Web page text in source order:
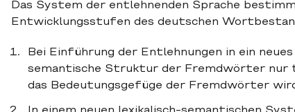
Das System der entlehnenden Sprache
Entwicklungsstufen des deutschen
Bei Einführung der Entlehnungen in ein
semantische Struktur der Fremdwörter nur
das Bedeutungsgefüge der Fremdwörter